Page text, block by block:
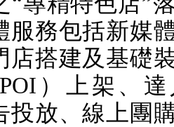
服務包括新媒
店搭建及基礎
POI ）上架、
投放、線上團